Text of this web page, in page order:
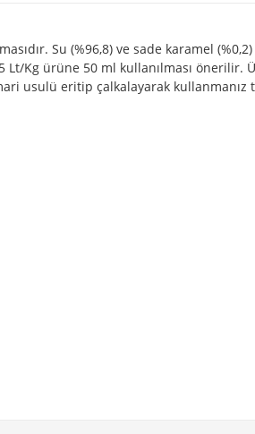
Su (%96,8) ve sade karamel
Kg ürüne 50 ml kullanılması önerilir.
usulü eritip çalkalayarak